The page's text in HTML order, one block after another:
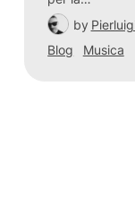
by
Blog
Musica